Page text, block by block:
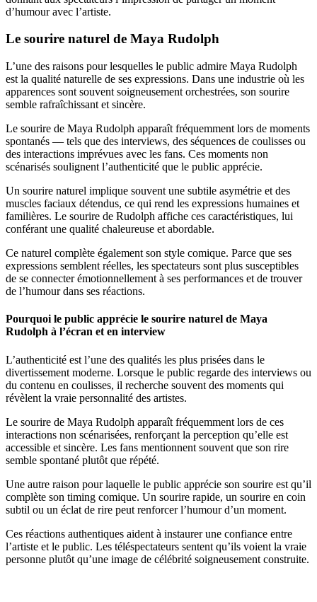
d’humour avec l’artiste.
Le sourire naturel de Maya Rudolph
L’une des raisons pour lesquelles le public admire Maya Rudolph
est la qualité naturelle de ses expressions. Dans une industrie où les
apparences sont souvent soigneusement orchestrées, son sourire
semble rafraîchissant et sincère.
Le sourire de Maya Rudolph apparaît fréquemment lors de moments
spontanés — tels que des interviews, des séquences de coulisses ou
des interactions imprévues avec les fans. Ces moments non
scénarisés soulignent l’authenticité que le public apprécie.
Un sourire naturel implique souvent une subtile asymétrie et des
muscles faciaux détendus, ce qui rend les expressions humaines et
familières. Le sourire de Rudolph affiche ces caractéristiques, lui
conférant une qualité chaleureuse et abordable.
Ce naturel complète également son style comique. Parce que ses
expressions semblent réelles, les spectateurs sont plus susceptibles
de se connecter émotionnellement à ses performances et de trouver
de l’humour dans ses réactions.
Pourquoi le public apprécie le sourire naturel de Maya
Rudolph à l’écran et en interview
L’authenticité est l’une des qualités les plus prisées dans le
divertissement moderne. Lorsque le public regarde des interviews ou
du contenu en coulisses, il recherche souvent des moments qui
révèlent la vraie personnalité des artistes.
Le sourire de Maya Rudolph apparaît fréquemment lors de ces
interactions non scénarisées, renforçant la perception qu’elle est
accessible et sincère. Les fans mentionnent souvent que son rire
semble spontané plutôt que répété.
Une autre raison pour laquelle le public apprécie son sourire est qu’il
complète son timing comique. Un sourire rapide, un sourire en coin
subtil ou un éclat de rire peut renforcer l’humour d’un moment.
Ces réactions authentiques aident à instaurer une confiance entre
l’artiste et le public. Les téléspectateurs sentent qu’ils voient la vraie
personne plutôt qu’une image de célébrité soigneusement construite.